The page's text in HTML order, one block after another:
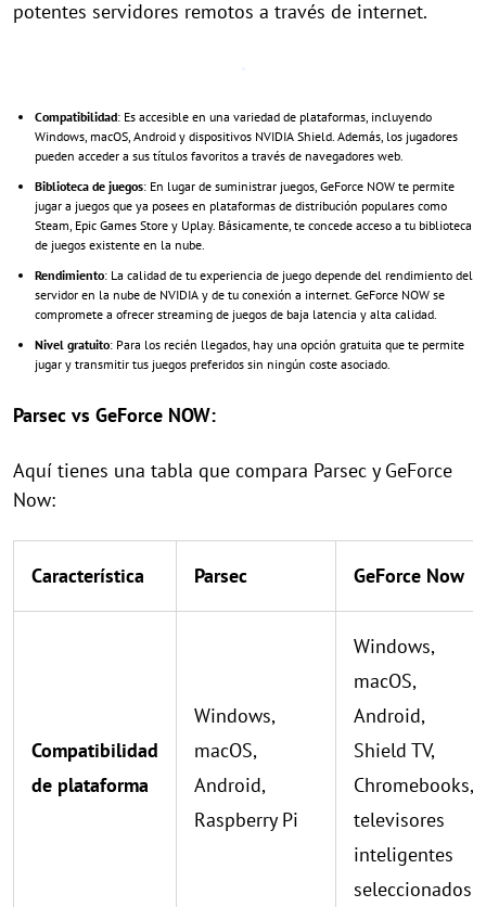
potentes servidores remotos a través de internet.
Compatibilidad: Es accesible en una variedad de plataformas, incluyendo
Windows, macOS, Android y dispositivos NVIDIA Shield. Además, los jugadores
pueden acceder a sus títulos favoritos a través de navegadores web.
Biblioteca de juegos: En lugar de suministrar juegos, GeForce NOW te permite
jugar a juegos que ya posees en plataformas de distribución populares como
Steam, Epic Games Store y Uplay. Básicamente, te concede acceso a tu biblioteca
de juegos existente en la nube.
Rendimiento: La calidad de tu experiencia de juego depende del rendimiento del
servidor en la nube de NVIDIA y de tu conexión a internet. GeForce NOW se
compromete a ofrecer streaming de juegos de baja latencia y alta calidad.
Nivel gratuito: Para los recién llegados, hay una opción gratuita que te permite
jugar y transmitir tus juegos preferidos sin ningún coste asociado.
Parsec vs GeForce NOW:
Aquí tienes una tabla que compara Parsec y GeForce
Now:
Característica Parsec GeForce Now
Compatibilidad
de plataforma
Windows,
macOS,
Android,
Raspberry Pi
Windows,
macOS,
Android,
Shield TV,
Chromebooks,
televisores
inteligentes
seleccionados